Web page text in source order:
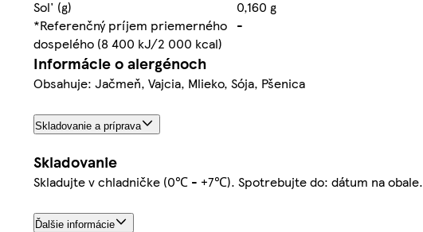
Sol' (g)
0,160 g
*Referenčný príjem priemerného
dospelého (8 400 kJ/2 000 kcal)
-
Informácie o alergénoch
Obsahuje: Jačmeň, Vajcia, Mlieko, Sója, Pšenica
Skladovanie a príprava
Skladovanie
Skladujte v chladničke (0℃ - +7℃). Spotrebujte do: dátum na obale.
Ďalšie informácie